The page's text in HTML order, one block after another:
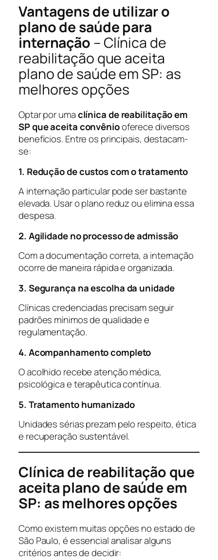
Vantagens de utilizar o
plano de saúde para
internação – Clínica de
reabilitação que aceita
plano de saúde em SP: as
melhores opções
Optar por umaclínica de reabilitação em
SP que aceita convêniooferece diversos
benefícios. Entre os principais, destacam-
se:
1. Redução de custos com o tratamento
A internação particular pode ser bastante
elevada. Usar o plano reduz ou elimina essa
despesa.
2. Agilidade no processo de admissão
Com a documentação correta, a internação
ocorre de maneira rápida e organizada.
3. Segurança na escolha da unidade
Clínicas credenciadas precisam seguir
padrões mínimos de qualidade e
regulamentação.
4. Acompanhamento completo
O acolhido recebe atenção médica,
psicológica e terapêutica contínua.
5. Tratamento humanizado
Unidades sérias prezam pelo respeito, ética
e recuperação sustentável.
Clínica de reabilitação que
aceita plano de saúde em
SP: as melhores opções
Como existem muitas opções no estado de
São Paulo, é essencial analisar alguns
critérios antes de decidir: